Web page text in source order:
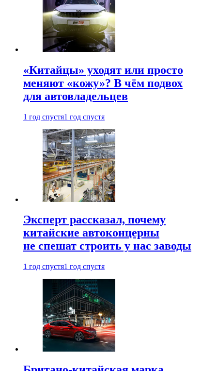
«Китайцы» уходят или просто
меняют «кожу»? В чём подвох
для автовладельцев
1 год спустя1 год спустя
Эксперт рассказал, почему
китайские автоконцерны
не спешат строить у нас заводы
1 год спустя1 год спустя